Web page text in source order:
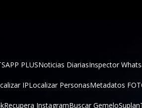
PLUSNoticias DiariasInspector
IPLocalizar PersonasMetadatos
Recupera InstagramBuscar Gemelo